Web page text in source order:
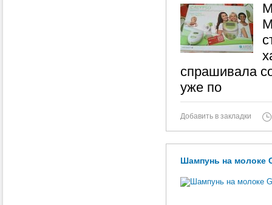
спрашивала
уже по
Добавить в закладки
Шампунь на молоке